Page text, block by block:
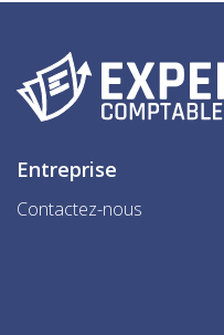
Entreprise
Contactez-nous